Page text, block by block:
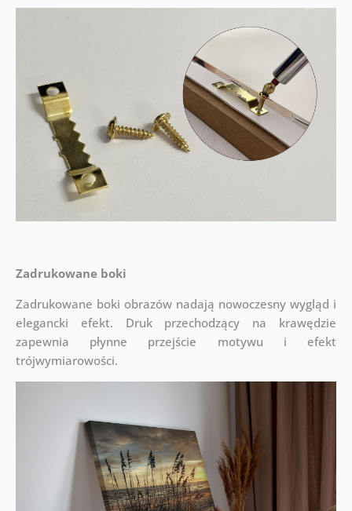
Zadrukowane boki
Zadrukowane boki obrazów nadają nowoczesny wygląd i
elegancki efekt. Druk przechodzący na krawędzie
zapewnia płynne przejście motywu i efekt
trójwymiarowości.